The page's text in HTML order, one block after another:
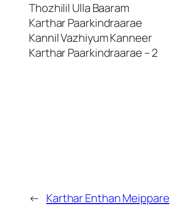
Thozhilil Ulla Baaram
Karthar Paarkindraarae
Kannil Vazhiyum Kanneer
Karthar Paarkindraarae – 2
← Karthar Enthan Meippare